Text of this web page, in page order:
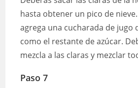
hasta obtener un pico de
agrega una cucharada de jugo
como el restante de azúcar.
mezcla a las claras y mezclar
Paso 7